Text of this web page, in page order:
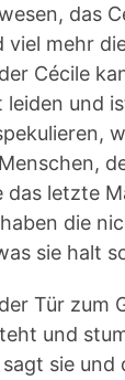
das
viel mehr
Cécile
und
das letzte
die
sie halt
Tür zum
und
sagt sie